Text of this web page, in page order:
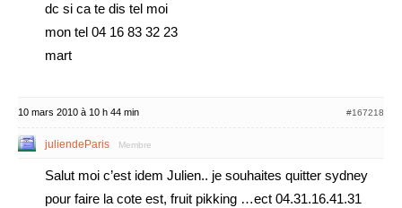
dc si ca te dis tel moi
mon tel 04 16 83 32 23
mart
10 mars 2010 à 10 h 44 min #167218
juliendeParis Membre
Salut moi c’est idem Julien.. je souhaites quitter sydney
pour faire la cote est, fruit pikking …ect 04.31.16.41.31